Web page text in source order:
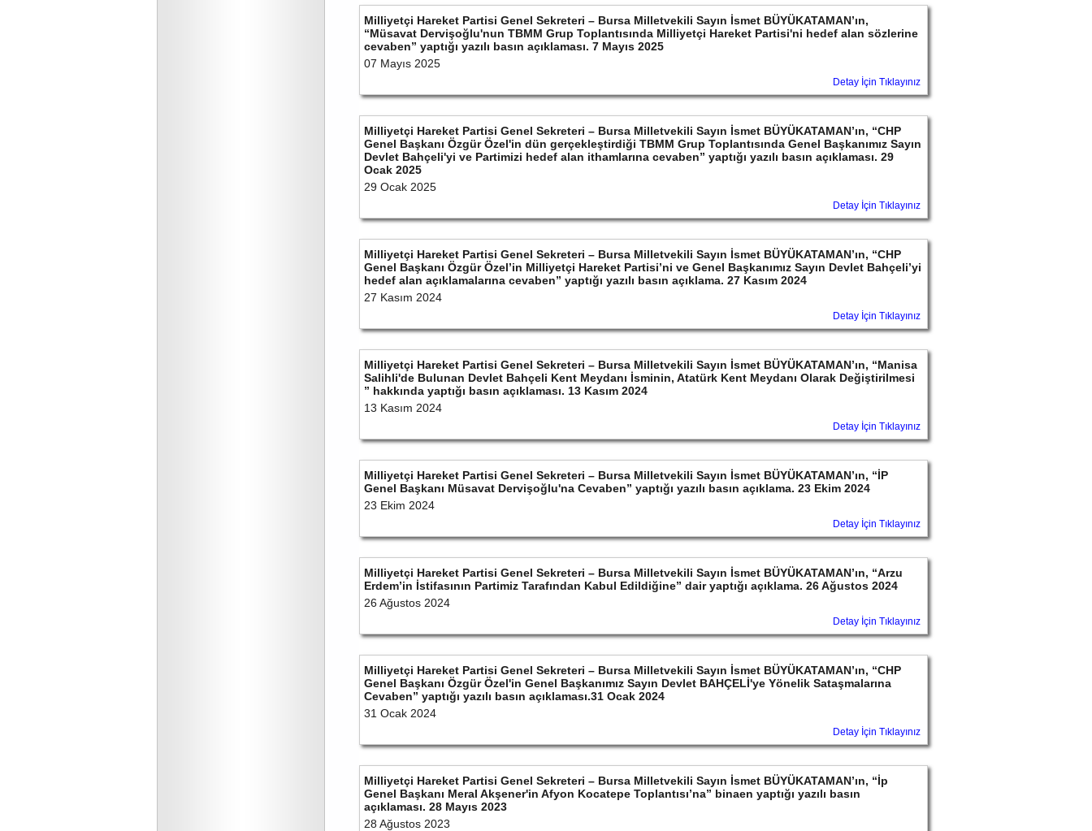
Milliyetçi Hareket Partisi Genel Sekreteri – Bursa Milletvekili Sayın İsmet BÜYÜKATAMAN’ın,
“Müsavat Dervişoğlu'nun TBMM Grup Toplantısında Milliyetçi Hareket Partisi'ni hedef alan sözlerine
cevaben” yaptığı yazılı basın açıklaması. 7 Mayıs 2025
07 Mayıs 2025
Detay İçin Tıklayınız
Milliyetçi Hareket Partisi Genel Sekreteri – Bursa Milletvekili Sayın İsmet BÜYÜKATAMAN’ın, “CHP
Genel Başkanı Özgür Özel'in dün gerçekleştirdiği TBMM Grup Toplantısında Genel Başkanımız Sayın
Devlet Bahçeli'yi ve Partimizi hedef alan ithamlarına cevaben” yaptığı yazılı basın açıklaması. 29
Ocak 2025
29 Ocak 2025
Detay İçin Tıklayınız
Milliyetçi Hareket Partisi Genel Sekreteri – Bursa Milletvekili Sayın İsmet BÜYÜKATAMAN’ın, “CHP
Genel Başkanı Özgür Özel’in Milliyetçi Hareket Partisi’ni ve Genel Başkanımız Sayın Devlet Bahçeli’yi
hedef alan açıklamalarına cevaben” yaptığı yazılı basın açıklama. 27 Kasım 2024
27 Kasım 2024
Detay İçin Tıklayınız
Milliyetçi Hareket Partisi Genel Sekreteri – Bursa Milletvekili Sayın İsmet BÜYÜKATAMAN’ın, “Manisa
Salihli'de Bulunan Devlet Bahçeli Kent Meydanı İsminin, Atatürk Kent Meydanı Olarak Değiştirilmesi
” hakkında yaptığı basın açıklaması. 13 Kasım 2024
13 Kasım 2024
Detay İçin Tıklayınız
Milliyetçi Hareket Partisi Genel Sekreteri – Bursa Milletvekili Sayın İsmet BÜYÜKATAMAN’ın, “İP
Genel Başkanı Müsavat Dervişoğlu'na Cevaben” yaptığı yazılı basın açıklama. 23 Ekim 2024
23 Ekim 2024
Detay İçin Tıklayınız
Milliyetçi Hareket Partisi Genel Sekreteri – Bursa Milletvekili Sayın İsmet BÜYÜKATAMAN’ın, “Arzu
Erdem’in İstifasının Partimiz Tarafından Kabul Edildiğine” dair yaptığı açıklama. 26 Ağustos 2024
26 Ağustos 2024
Detay İçin Tıklayınız
Milliyetçi Hareket Partisi Genel Sekreteri – Bursa Milletvekili Sayın İsmet BÜYÜKATAMAN’ın, “CHP
Genel Başkanı Özgür Özel'in Genel Başkanımız Sayın Devlet BAHÇELİ'ye Yönelik Sataşmalarına
Cevaben” yaptığı yazılı basın açıklaması.31 Ocak 2024
31 Ocak 2024
Detay İçin Tıklayınız
Milliyetçi Hareket Partisi Genel Sekreteri – Bursa Milletvekili Sayın İsmet BÜYÜKATAMAN’ın, “İp
Genel Başkanı Meral Akşener'in Afyon Kocatepe Toplantısı’na” binaen yaptığı yazılı basın
açıklaması. 28 Mayıs 2023
28 Ağustos 2023